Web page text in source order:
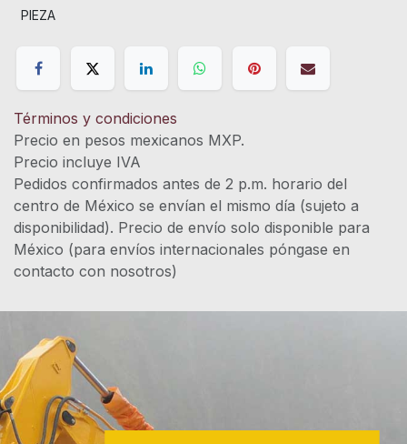
PIEZA
Términos y condiciones
Precio en pesos mexicanos MXP.
Precio incluye IVA
Pedidos confirmados antes de 2 p.m. horario del
centro de México se envían el mismo día (sujeto a
disponibilidad). Precio de envío solo disponible para
México (para envíos internacionales póngase en
contacto con nosotros)